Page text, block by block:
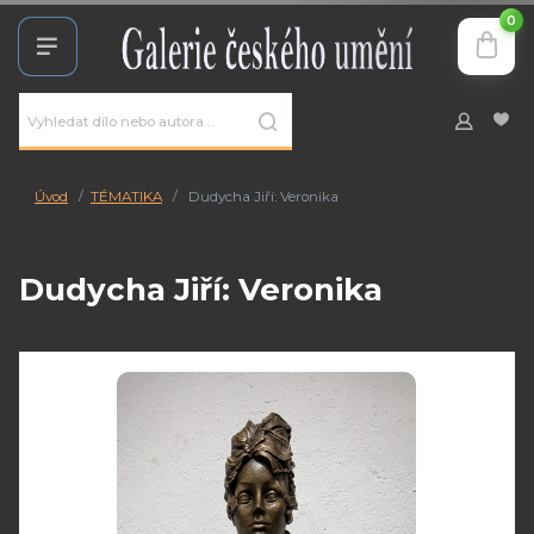
0
Úvod TÉMATIKA Dudycha Jiří: Veronika
Dudycha Jiří: Veronika